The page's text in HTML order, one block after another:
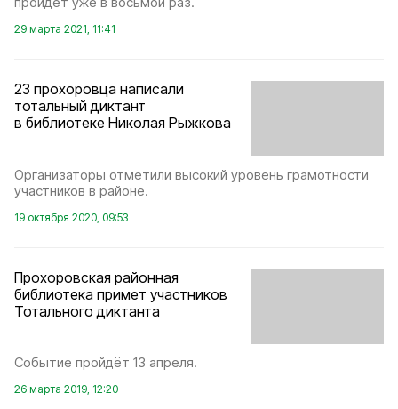
29 марта 2021, 11:41
23 прохоровца написали
тотальный диктант
в библиотеке Николая Рыжкова
Организаторы отметили высокий уровень грамотности
участников в районе.
19 октября 2020, 09:53
Прохоровская районная
библиотека примет участников
Тотального диктанта
Событие пройдёт 13 апреля.
26 марта 2019, 12:20